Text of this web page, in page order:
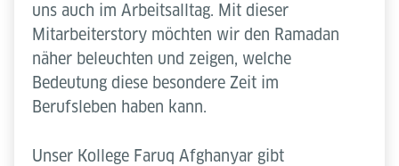
uns auch im Arbeitsalltag. Mit dieser
Mitarbeiterstory möchten wir den Ramadan
näher beleuchten und zeigen, welche
Bedeutung diese besondere Zeit im
Berufsleben haben kann.
Unser Kollege Faruq Afghanyar gibt